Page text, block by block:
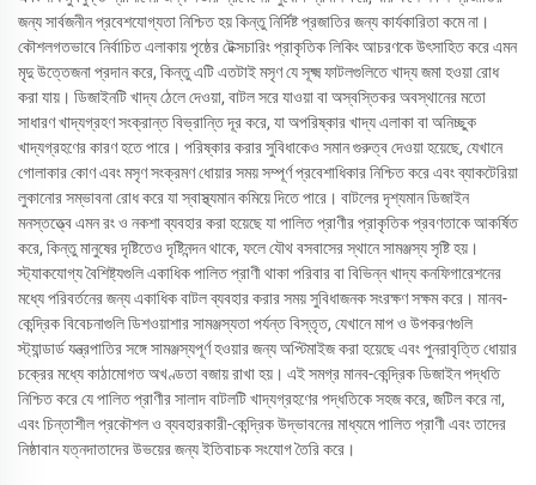
জন্য সার্বজনীন প্রবেশযোগ্যতা নিশ্চিত হয় কিন্তু নির্দিষ্ট প্রজাতির জন্য কার্যকারিতা কমে না।
কৌশলগতভাবে নির্বাচিত এলাকায় পৃষ্ঠের টেক্সচারিং প্রাকৃতিক লিকিং আচরণকে উৎসাহিত করে এমন
মৃদু উত্তেজনা প্রদান করে, কিন্তু এটি এতটাই মসৃণ যে সূক্ষ্ম ফাটলগুলিতে খাদ্য জমা হওয়া রোধ
করা যায়। ডিজাইনটি খাদ্য ঠেলে দেওয়া, বাটল সরে যাওয়া বা অস্বস্তিকর অবস্থানের মতো
সাধারণ খাদ্যগ্রহণ সংক্রান্ত বিভ্রান্তি দূর করে, যা অপরিষ্কার খাদ্য এলাকা বা অনিচ্ছুক
খাদ্যগ্রহণের কারণ হতে পারে। পরিষ্কার করার সুবিধাকেও সমান গুরুত্ব দেওয়া হয়েছে, যেখানে
গোলাকার কোণ এবং মসৃণ সংক্রমণ ধোয়ার সময় সম্পূর্ণ প্রবেশাধিকার নিশ্চিত করে এবং ব্যাকটেরিয়া
লুকানোর সম্ভাবনা রোধ করে যা স্বাস্থ্যমান কমিয়ে দিতে পারে। বাটলের দৃশ্যমান ডিজাইন
মনস্তত্ত্বে এমন রং ও নকশা ব্যবহার করা হয়েছে যা পালিত প্রাণীর প্রাকৃতিক প্রবণতাকে আকর্ষিত
করে, কিন্তু মানুষের দৃষ্টিতেও দৃষ্টিনন্দন থাকে, ফলে যৌথ বসবাসের স্থানে সামঞ্জস্য সৃষ্টি হয়।
স্ট্যাকযোগ্য বৈশিষ্ট্যগুলি একাধিক পালিত প্রাণী থাকা পরিবার বা বিভিন্ন খাদ্য কনফিগারেশনের
মধ্যে পরিবর্তনের জন্য একাধিক বাটল ব্যবহার করার সময় সুবিধাজনক সংরক্ষণ সক্ষম করে। মানব-
কেন্দ্রিক বিবেচনাগুলি ডিশওয়াশার সামঞ্জস্যতা পর্যন্ত বিস্তৃত, যেখানে মাপ ও উপকরণগুলি
স্ট্যান্ডার্ড যন্ত্রপাতির সঙ্গে সামঞ্জস্যপূর্ণ হওয়ার জন্য অপ্টিমাইজ করা হয়েছে এবং পুনরাবৃত্তি ধোয়ার
চক্রের মধ্যে কাঠামোগত অখণ্ডতা বজায় রাখা হয়। এই সমগ্র মানব-কেন্দ্রিক ডিজাইন পদ্ধতি
নিশ্চিত করে যে পালিত প্রাণীর সালাদ বাটলটি খাদ্যগ্রহণের পদ্ধতিকে সহজ করে, জটিল করে না,
এবং চিন্তাশীল প্রকৌশল ও ব্যবহারকারী-কেন্দ্রিক উদ্ভাবনের মাধ্যমে পালিত প্রাণী এবং তাদের
নিষ্ঠাবান যত্নদাতাদের উভয়ের জন্য ইতিবাচক সংযোগ তৈরি করে।